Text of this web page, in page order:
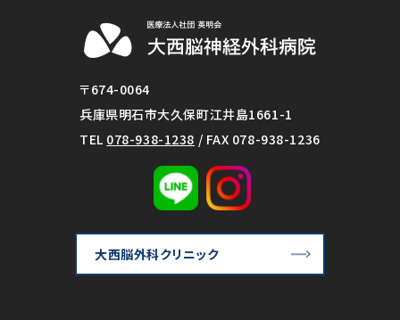
〒674-0064
兵庫県明石市大久保町江井島1661-1
TEL 078-938-1238 / FAX 078-938-1236
大西脳外科クリニック